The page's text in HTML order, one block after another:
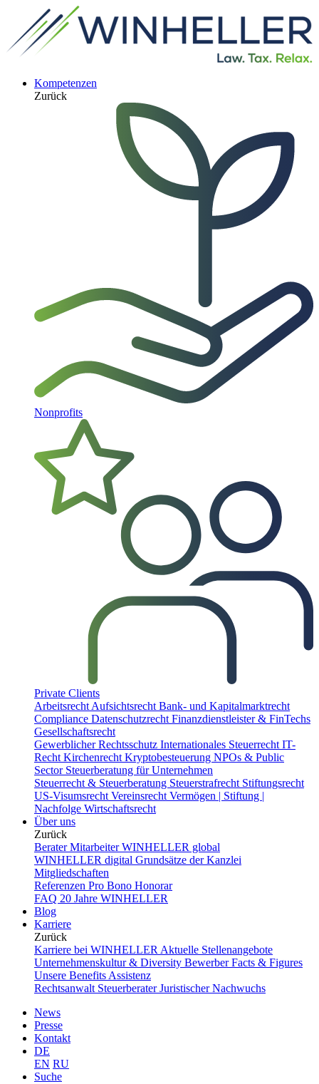
Kompetenzen
Zurück
Nonprofits
Private Clients
Arbeitsrecht Aufsichtsrecht Bank- und Kapitalmarktrecht
Compliance Datenschutzrecht Finanzdienstleister & FinTechs
Gesellschaftsrecht
Gewerblicher Rechtsschutz Internationales Steuerrecht IT-
Recht Kirchenrecht Kryptobesteuerung NPOs & Public
Sector Steuerberatung für Unternehmen
Steuerrecht & Steuerberatung Steuerstrafrecht Stiftungsrecht
US-Visumsrecht Vereinsrecht Vermögen | Stiftung |
Nachfolge Wirtschaftsrecht
Über uns
Zurück
BeraterMitarbeiterWINHELLER global
WINHELLER digital Grundsätze der Kanzlei
Mitgliedschaften
Referenzen Pro Bono Honorar
FAQ 20 Jahre WINHELLER
Blog
Karriere
Zurück
Karriere bei WINHELLER Aktuelle Stellenangebote
Unternehmenskultur & Diversity Bewerber Facts & Figures
Unsere Benefits Assistenz
Rechtsanwalt SteuerberaterJuristischer Nachwuchs
News
Presse
Kontakt
DE
EN RU
Suche